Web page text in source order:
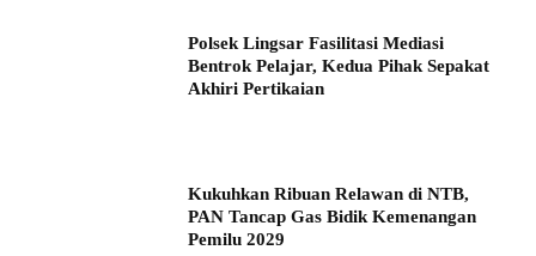
Polsek Lingsar Fasilitasi Mediasi
Bentrok Pelajar, Kedua Pihak Sepakat
Akhiri Pertikaian
Kukuhkan Ribuan Relawan di NTB,
PAN Tancap Gas Bidik Kemenangan
Pemilu 2029